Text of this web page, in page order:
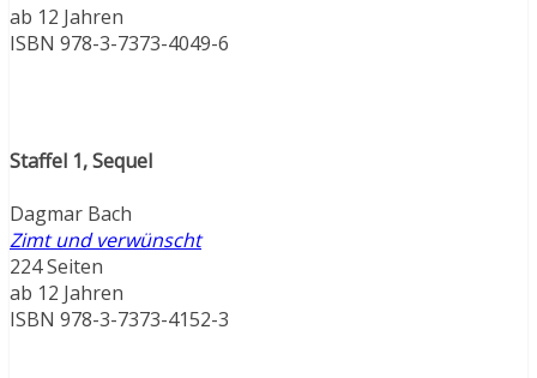
ab 12 Jahren
ISBN 978-3-7373-4049-6
Staffel 1, Sequel
Dagmar Bach
Zimt und verwünscht
224 Seiten
ab 12 Jahren
ISBN 978-3-7373-4152-3